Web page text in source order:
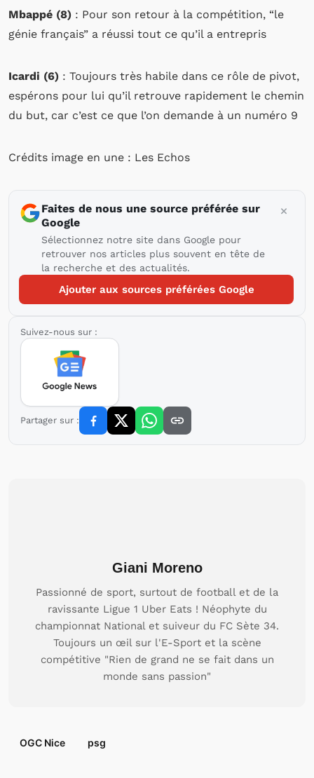
Mbappé (8) : Pour son retour à la compétition, “le
génie français” a réussi tout ce qu’il a entrepris
Icardi (6) : Toujours très habile dans ce rôle de pivot,
espérons pour lui qu’il retrouve rapidement le chemin
du but, car c’est ce que l’on demande à un numéro 9
Crédits image en une : Les Echos
Faites de nous une source préférée sur
Google
Sélectionnez notre site dans Google pour
retrouver nos articles plus souvent en tête de
la recherche et des actualités.
Ajouter aux sources préférées Google
Suivez-nous sur :
Partager sur :
Giani Moreno
Passionné de sport, surtout de football et de la
ravissante Ligue 1 Uber Eats ! Néophyte du
championnat National et suiveur du FC Sète 34.
Toujours un œil sur l'E-Sport et la scène
compétitive "Rien de grand ne se fait dans un
monde sans passion"
OGC Nice psg